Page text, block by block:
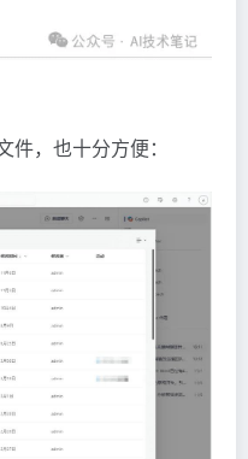
，也十分方便：